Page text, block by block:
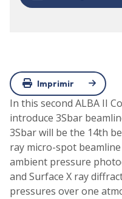
Imprimir
In this second ALBA II
introduce 3Sbar
3Sbar will be the 14th
ray micro-spot
ambient pressure
and Surface X ray
pressures over one